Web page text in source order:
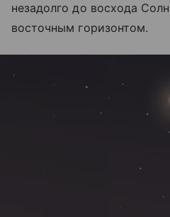
незадолго до восхода
восточным горизонтом.